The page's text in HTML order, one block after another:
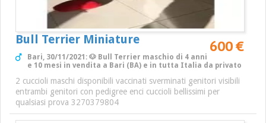
Bull Terrier Miniature 600 €
Bari, 30/11/2021: 🐶 Bull Terrier maschio di 4 anni
e 10 mesi in vendita a Bari (BA) e in tutta Italia da privato
2 cuccioli maschi disponibili vaccinati sverminati genitori visibili
entrambi genitori con pedigree enci cuccioli bellissimi per
qualsiasi prova 3270379804